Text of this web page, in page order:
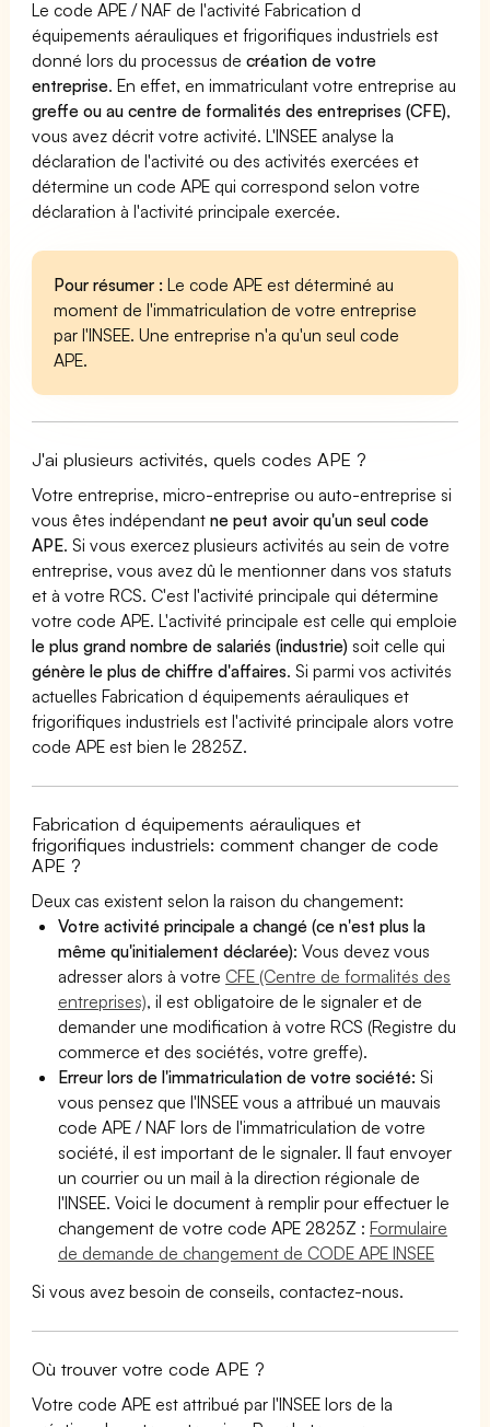
Le code APE / NAF de l'activité Fabrication d
équipements aérauliques et frigorifiques industriels est
donné lors du processus decréation de votre
entreprise. En effet, en immatriculant votre entreprise au
greffe ou au centre de formalités des entreprises (CFE),
vous avez décrit votre activité. L'INSEE analyse la
déclaration de l'activité ou des activités exercées et
détermine un code APE qui correspond selon votre
déclaration à l'activité principale exercée.
Pour résumer : Le code APE est déterminé au
moment de l'immatriculation de votre entreprise
par l'INSEE. Une entreprise n'a qu'un seul code
APE.
J'ai plusieurs activités, quels codes APE ?
Votre entreprise, micro-entreprise ou auto-entreprise si
vous êtes indépendantne peut avoir qu'un seul code
APE. Si vous exercez plusieurs activités au sein de votre
entreprise, vous avez dû le mentionner dans vos statuts
et à votre RCS. C'est l'activité principale qui détermine
votre code APE. L'activité principale est celle qui emploie
le plus grand nombre de salariés (industrie) soit celle qui
génère le plus de chiffre d'affaires. Si parmi vos activités
actuelles Fabrication d équipements aérauliques et
frigorifiques industriels est l'activité principale alors votre
code APE est bien le 2825Z.
Fabrication d équipements aérauliques et
frigorifiques industriels: comment changer de code
APE ?
Deux cas existent selon la raison du changement:
Votre activité principale a changé (ce n'est plus la
même qu'initialement déclarée): Vous devez vous
adresser alors à votre CFE (Centre de formalités des
entreprises), il est obligatoire de le signaler et de
demander une modification à votre RCS (Registre du
commerce et des sociétés, votre greffe).
Erreur lors de l'immatriculation de votre société:Si
vous pensez que l'INSEE vous a attribué un mauvais
code APE / NAF lors de l'immatriculation de votre
société, il est important de le signaler. Il faut envoyer
un courrier ou un mail à la direction régionale de
l'INSEE. Voici le document à remplir pour effectuer le
changement de votre code APE 2825Z :Formulaire
de demande de changement de CODE APE INSEE
Si vous avez besoin de conseils, contactez-nous.
Où trouver votre code APE ?
Votre code APE est attribué par l'INSEE lors de la